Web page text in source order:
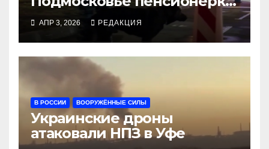
со «звёздами»
АПР 3, 2026 РЕДАКЦИЯ
В РОССИИ ВООРУЖЁННЫЕ СИЛЫ
Украинские дроны
атаковали НПЗ в Уфе